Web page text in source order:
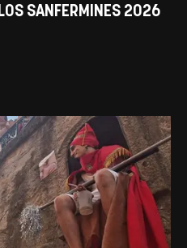
SANFERMINES 2026